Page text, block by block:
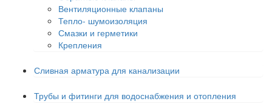
Вентиляционные клапаны
Тепло- шумоизоляция
Смазки и герметики
Крепления
Сливная арматура для канализации
Трубы и фитинги для водоснабжения и отопления